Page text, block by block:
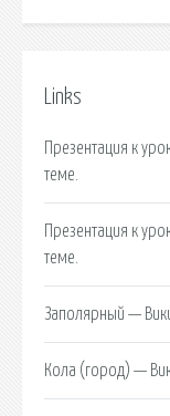
Links
Презентация к
теме.
Презентация к
теме.
Заполярный —
Кола (город) —